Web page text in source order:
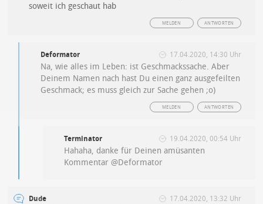
soweit ich geschaut hab
ANTWORTEN
MELDEN
Deformator 17.04.2020, 14:30 Uhr
Na, wie alles im Leben: ist Geschmackssache. Aber
Deinem Namen nach hast Du einen ganz ausgefeilten
Geschmack; es muss gleich zur Sache gehen ;o)
ANTWORTEN
MELDEN
Terminator 19.04.2020, 00:54 Uhr
Hahaha, danke für Deinen amüsanten
Kommentar @Deformator
Dude 17.04.2020, 13:32 Uhr